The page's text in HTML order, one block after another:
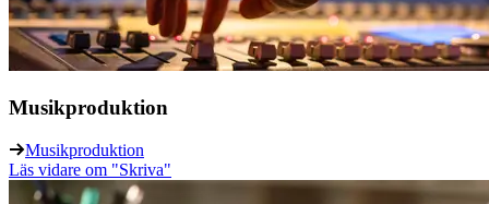
Musikproduktion
Musikproduktion
Läs vidare om "Skriva"